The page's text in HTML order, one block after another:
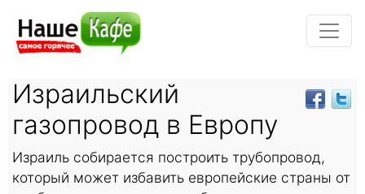
Израильский
газопровод в Европу
Израиль собирается построить трубопровод,
который может избавить европейские страны от